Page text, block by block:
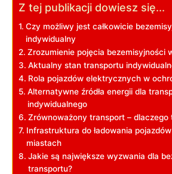
Z tej publikacji dowiesz się...
Czy możliwy jest całkowicie
indywidualny
Zrozumienie pojęcia bezemisyjności
Aktualny ‍stan transportu
Rola pojazdów elektrycznych w
Alternatywne ⁢źródła energii dla
indywidualnego
Zrównoważony transport – dlaczego
Infrastruktura do‌ ładowania
miastach
Jakie są największe wyzwania dla
transportu?